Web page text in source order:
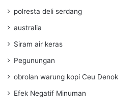
polresta deli serdang
australia
Siram air keras
Pegunungan
obrolan warung kopi Ceu Denok
Efek Negatif Minuman